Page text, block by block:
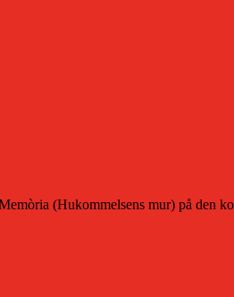
(Hukommelsens mur) på den